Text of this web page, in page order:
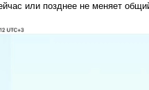
или позднее не меняет